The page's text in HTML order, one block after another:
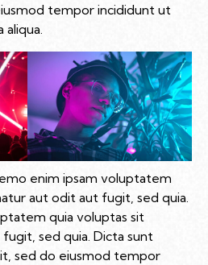
tempor incididunt ut
enim ipsam voluptatem
aut odit aut fugit, sed quia.
quia voluptas sit
sed quia. Dicta sunt
sed do eiusmod tempor